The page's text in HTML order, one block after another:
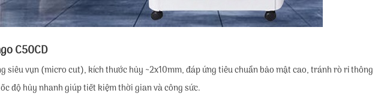
C50CD
siêu vụn (micro cut), kích thước hủy ~2x10mm, đáp ứng tiêu chuẩn bảo mật cao, tránh rò rỉ
độ hủy nhanh giúp tiết kiệm thời gian và công sức.